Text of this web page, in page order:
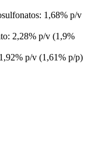
1,68% p/v
2,28% p/v (1,9%
p/v (1,61% p/p)